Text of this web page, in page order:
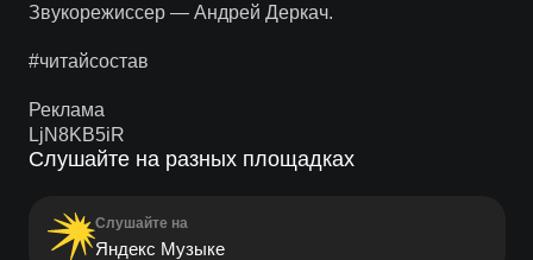
Звукорежиссер — Андрей Деркач.
#читайсостав
Реклама
LjN8KB5iR
Слушайте на разных площадках
Слушайте на
Яндекс Музыке